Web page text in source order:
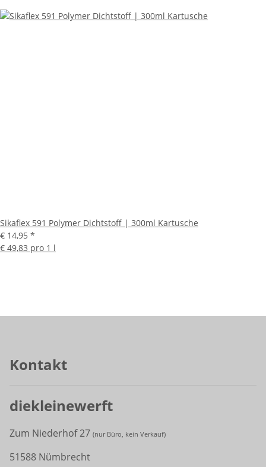
Sikaflex 591 Polymer Dichtstoff | 300ml Kartusche
€ 14,95 *
€ 49,83 pro 1 l
Kontakt
diekleinewerft
Zum Niederhof 27 (nur Büro, kein Verkauf)
51588 Nümbrecht